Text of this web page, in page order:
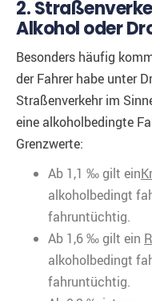
2.
Alkohol oder
Besonders häufig
der Fahrer habe unter
Straßenverkehr im
eine alkoholbedingte
Grenzwerte:
Ab 1,1 ‰ gilt ein
alkoholbedingt
fahruntüchtig.
Ab 1,6 ‰ gilt ein
alkoholbedingt
fahruntüchtig.